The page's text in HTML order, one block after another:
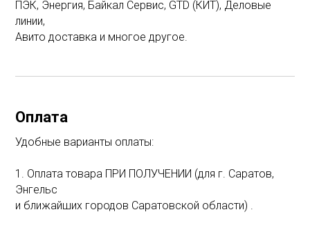
ПЭК, Энергия, Байкал Сервис, GTD (КИТ), Деловые
линии,
Авито доставка и многое другое.
Оплата
Удобные варианты оплаты:
1. Оплата товара ПРИ ПОЛУЧЕНИИ (для г. Саратов,
Энгельс
и ближайших городов Саратовской области) .